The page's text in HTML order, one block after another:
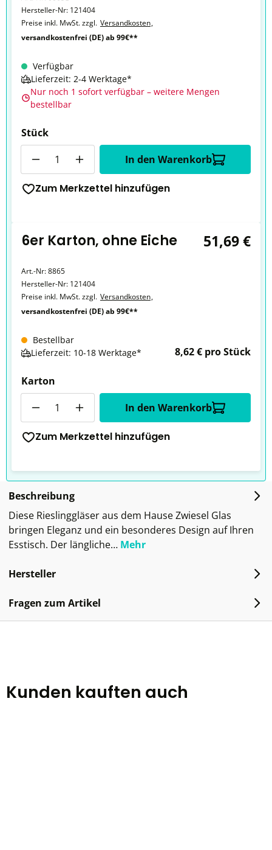
Hersteller-Nr: 121404
Preise inkl. MwSt. zzgl. Versandkosten,
versandkostenfrei (DE) ab 99€**
Verfügbar
Lieferzeit: 2-4 Werktage*
Nur noch 1 sofort verfügbar – weitere Mengen
bestellbar
Stück
In den Warenkorb
Zum Merkzettel hinzufügen
6er Karton, ohne Eiche 51,69 €
Art.-Nr:8865
Hersteller-Nr: 121404
Preise inkl. MwSt. zzgl. Versandkosten,
versandkostenfrei (DE) ab 99€**
Bestellbar
Lieferzeit: 10-18 Werktage*
8,62 € pro Stück
Karton
In den Warenkorb
Zum Merkzettel hinzufügen
Beschreibung
Diese Rieslinggläser aus dem Hause Zwiesel Glas
bringen Eleganz und ein besonderes Design auf Ihren
Esstisch. Der längliche… Mehr
Hersteller
Fragen zum Artikel
Kunden kauften auch